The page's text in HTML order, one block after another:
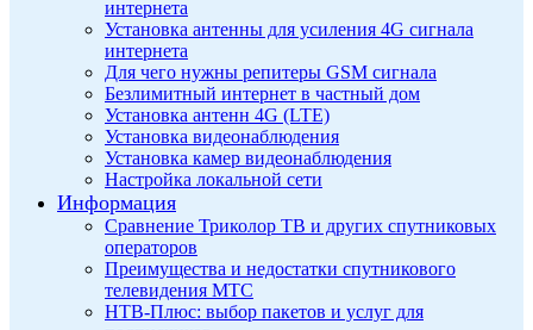
интернета
Установка антенны для усиления 4G сигнала
интернета
Для чего нужны репитеры GSM сигнала
Безлимитный интернет в частный дом
Установка антенн 4G (LTE)
Установка видеонаблюдения
Установка камер видеонаблюдения
Настройка локальной сети
Информация
Сравнение Триколор ТВ и других спутниковых
операторов
Преимущества и недостатки спутникового
телевидения МТС
НТВ-Плюс: выбор пакетов и услуг для